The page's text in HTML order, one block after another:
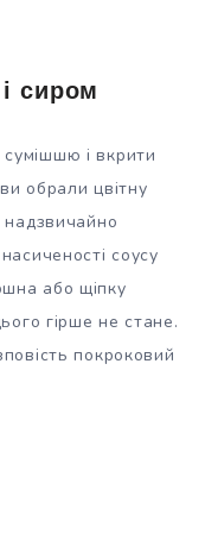
сиром
і вкрити
обрали цвітну
надзвичайно
соусу
або щіпку
гірше не стане.
покроковий